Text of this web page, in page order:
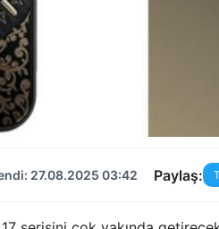
27.08.2025 03:42 Paylaş: